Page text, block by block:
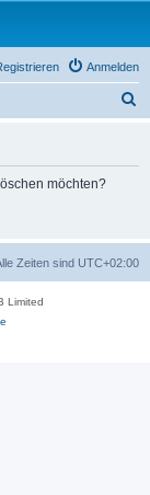
Anmelden
möchten?
Zeiten sind UTC+02:00
Limited